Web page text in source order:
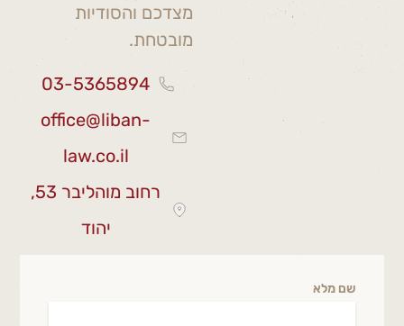
מצדכם והסודיות
מובטחת.
03-5365894
office@liban-
law.co.il
רחוב מוהליבר 53,
יהוד
שם מלא